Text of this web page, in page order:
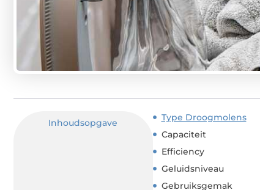
Inhoudsopgave
Type Droogmolens
Capaciteit
Efficiency
Geluidsniveau
Gebruiksgemak